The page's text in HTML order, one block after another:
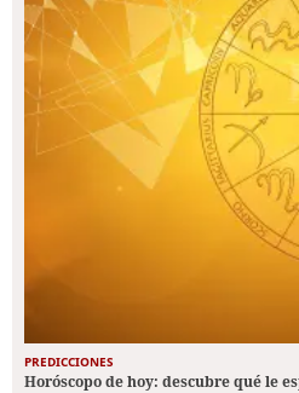
PREDICCIONES
Horóscopo de hoy: descubre qué le